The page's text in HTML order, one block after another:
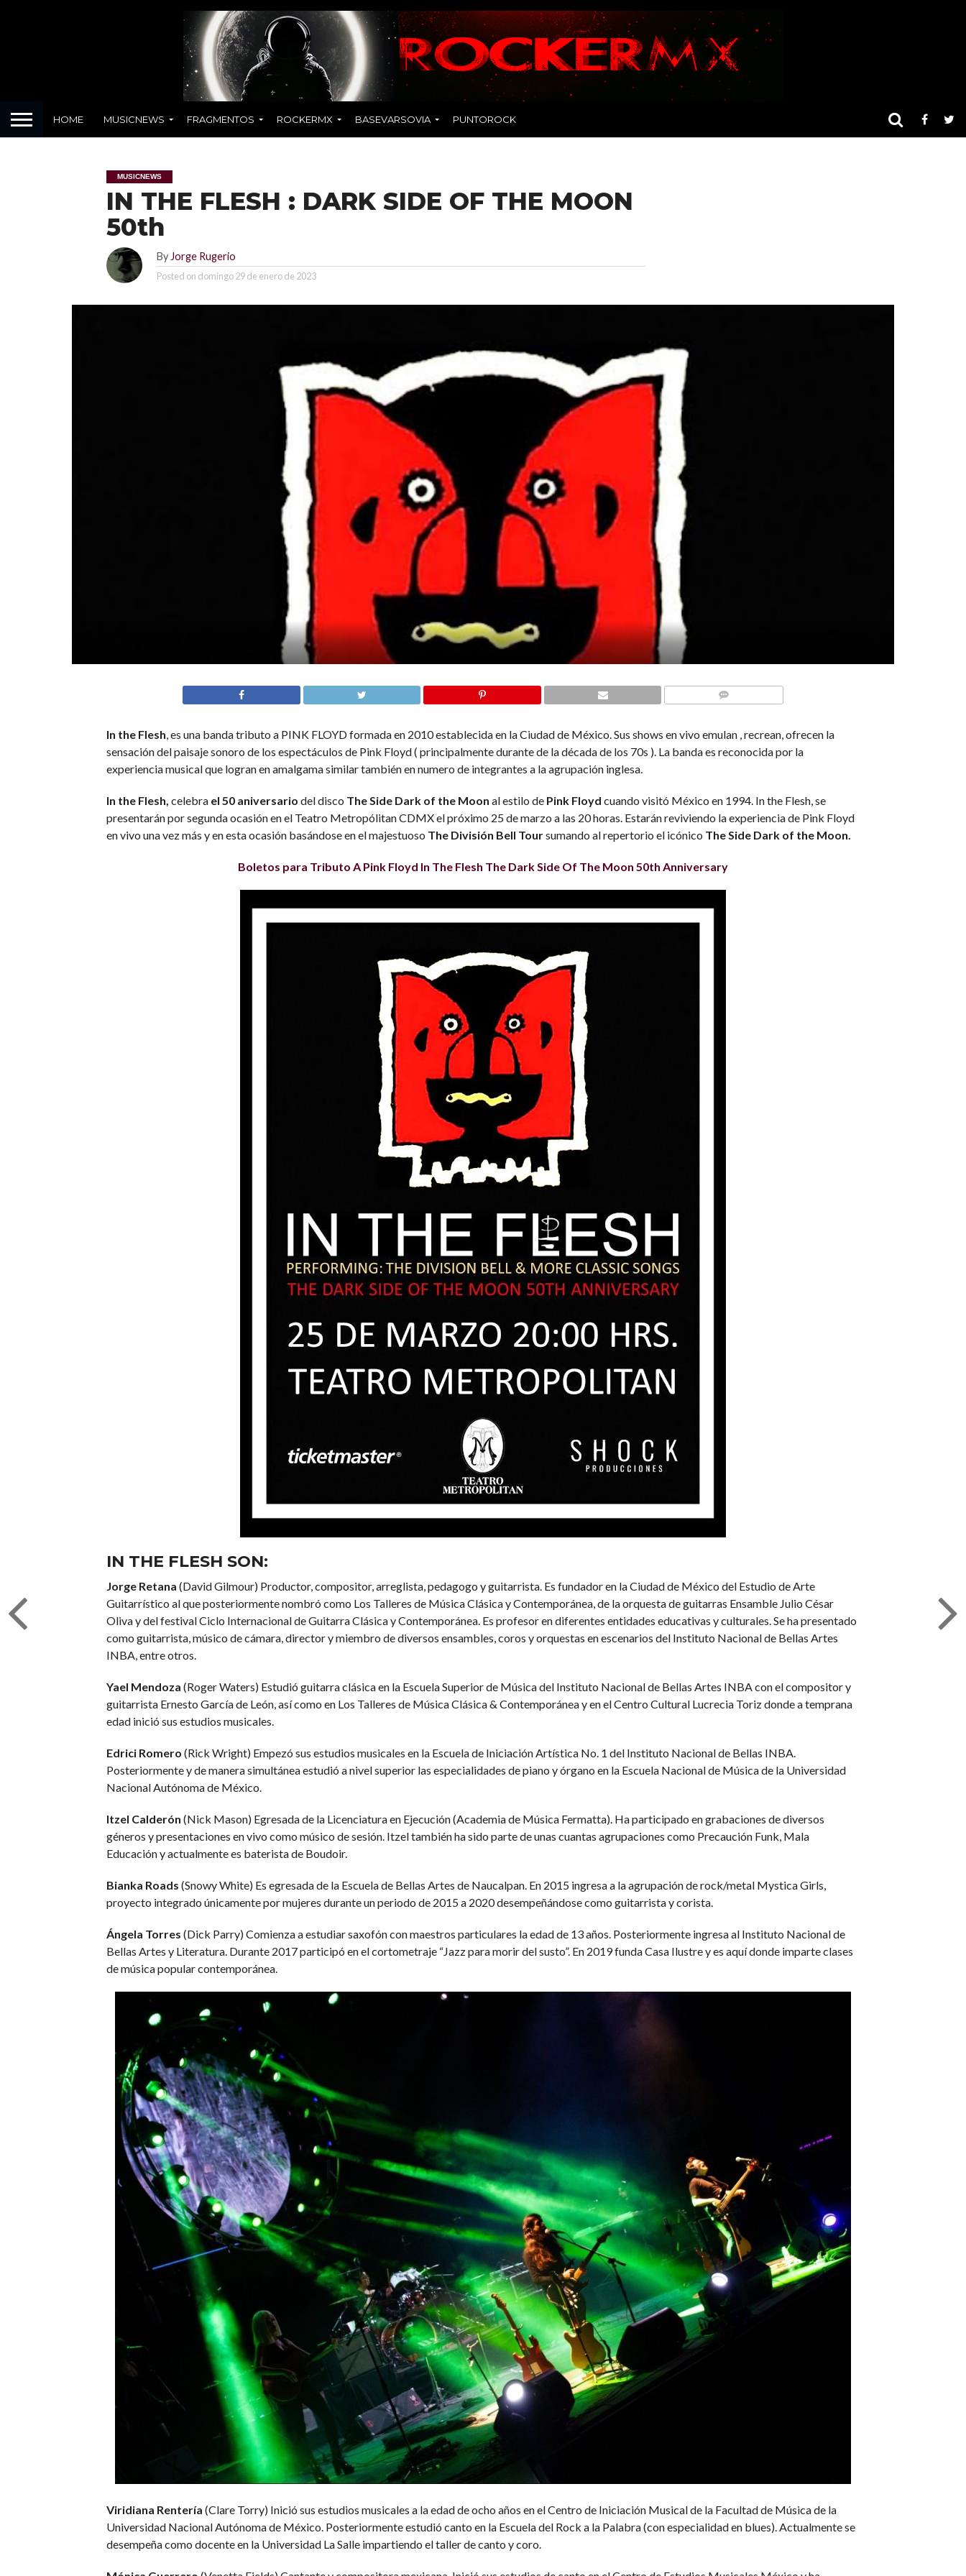
HOME MUSICNEWS FRAGMENTOS ROCKERMX BASEVARSOVIA PUNTOROCK
MUSICNEWS
IN THE FLESH : DARK SIDE OF THE MOON
50th
By Jorge Rugerio
Posted on domingo 29 de enero de 2023
In the Flesh, es una banda tributo a PINK FLOYD formada en 2010 establecida en la Ciudad de México. Sus shows en vivo emulan , recrean, ofrecen la
sensación del paisaje sonoro de los espectáculos de Pink Floyd ( principalmente durante de la década de los 70s ). La banda es reconocida por la
experiencia musical que logran en amalgama similar también en numero de integrantes a la agrupación inglesa.
In the Flesh, celebra el 50 aniversario del disco The Side Dark of the Moon al estilo de Pink Floyd cuando visitó México en 1994. In the Flesh, se
presentarán por segunda ocasión en el Teatro Metropólitan CDMX el próximo 25 de marzo a las 20 horas. Estarán reviviendo la experiencia de Pink Floyd
en vivo una vez más y en esta ocasión basándose en el majestuoso The División Bell Toursumando al repertorio el icónico The Side Dark of the Moon.
Boletos para Tributo A Pink Floyd In The Flesh The Dark Side Of The Moon 50th Anniversary
IN THE FLESH SON:
Jorge Retana (David Gilmour) Productor, compositor, arreglista, pedagogo y guitarrista. Es fundador en la Ciudad de México del Estudio de Arte
Guitarrístico al que posteriormente nombró como Los Talleres de Música Clásica y Contemporánea, de la orquesta de guitarras Ensamble Julio César
Oliva y del festival Ciclo Internacional de Guitarra Clásica y Contemporánea. Es profesor en diferentes entidades educativas y culturales. Se ha presentado
como guitarrista, músico de cámara, director y miembro de diversos ensambles, coros y orquestas en escenarios del Instituto Nacional de Bellas Artes
INBA, entre otros.
Yael Mendoza (Roger Waters) Estudió guitarra clásica en la Escuela Superior de Música del Instituto Nacional de Bellas Artes INBA con el compositor y
guitarrista Ernesto García de León, así como en Los Talleres de Música Clásica & Contemporánea y en el Centro Cultural Lucrecia Toriz donde a temprana
edad inició sus estudios musicales.
Edrici Romero (Rick Wright) Empezó sus estudios musicales en la Escuela de Iniciación Artística No. 1 del Instituto Nacional de Bellas INBA.
Posteriormente y de manera simultánea estudió a nivel superior las especialidades de piano y órgano en la Escuela Nacional de Música de la Universidad
Nacional Autónoma de México.
Itzel Calderón (Nick Mason) Egresada de la Licenciatura en Ejecución (Academia de Música Fermatta). Ha participado en grabaciones de diversos
géneros y presentaciones en vivo como músico de sesión. Itzel también ha sido parte de unas cuantas agrupaciones como Precaución Funk, Mala
Educación y actualmente es baterista de Boudoir.
Bianka Roads (Snowy White) Es egresada de la Escuela de Bellas Artes de Naucalpan. En 2015 ingresa a la agrupación de rock/metal Mystica Girls,
proyecto integrado únicamente por mujeres durante un periodo de 2015 a 2020 desempeñándose como guitarrista y corista.
Ángela Torres (Dick Parry) Comienza a estudiar saxofón con maestros particulares la edad de 13 años. Posteriormente ingresa al Instituto Nacional de
Bellas Artes y Literatura. Durante 2017 participó en el cortometraje “Jazz para morir del susto”. En 2019 funda Casa Ilustre y es aquí donde imparte clases
de música popular contemporánea.
Viridiana Rentería (Clare Torry) Inició sus estudios musicales a la edad de ocho años en el Centro de Iniciación Musical de la Facultad de Música de la
Universidad Nacional Autónoma de México. Posteriormente estudió canto en la Escuela del Rock a la Palabra (con especialidad en blues). Actualmente se
desempeña como docente en la Universidad La Salle impartiendo el taller de canto y coro.